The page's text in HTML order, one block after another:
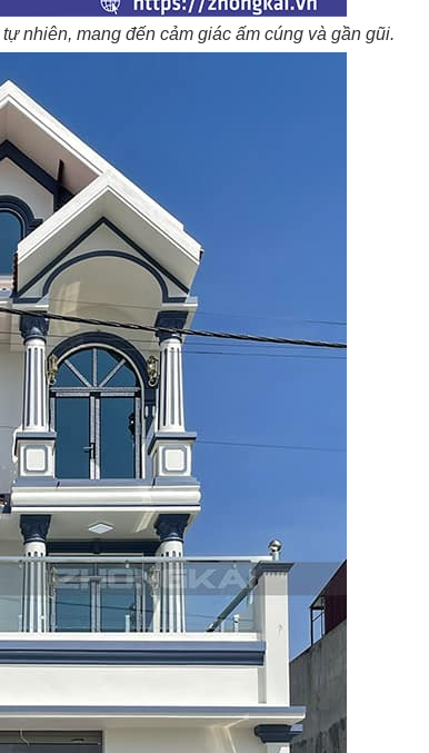
nhiên, mang đến cảm giác ấm cúng và gần gũi.